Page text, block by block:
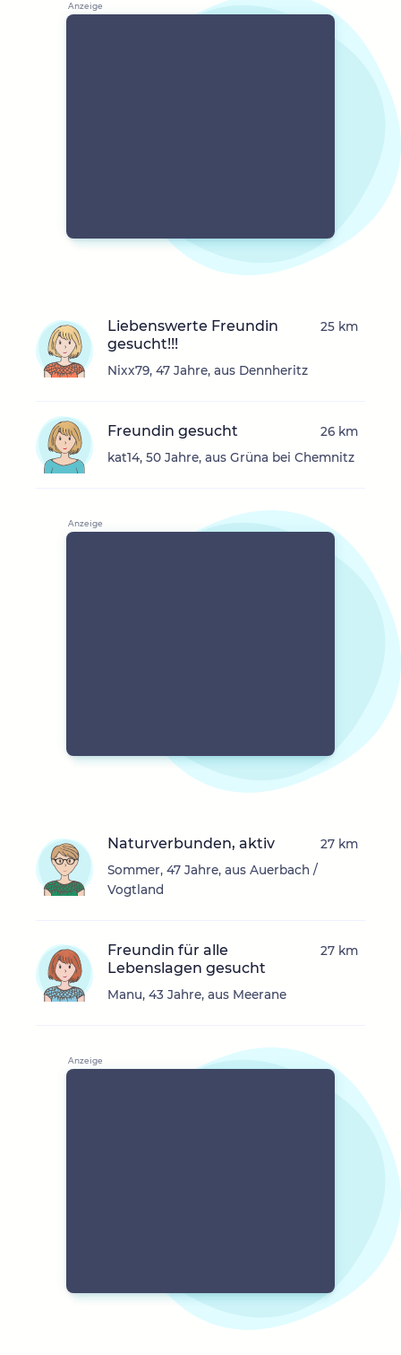
Liebenswerte Freundin
gesucht!!!
Nixx79, 47 Jahre, aus Dennheritz
25 km
Freundin gesucht
kat14, 50 Jahre, aus Grüna bei Chemnitz
26 km
Naturverbunden, aktiv
Sommer, 47 Jahre, aus Auerbach /
Vogtland
27 km
Freundin für alle
Lebenslagen gesucht
Manu, 43 Jahre, aus Meerane
27 km